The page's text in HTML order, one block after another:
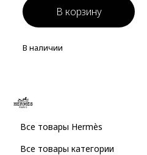
В корзину
В наличии
Все товары Hermès
Все товары категории